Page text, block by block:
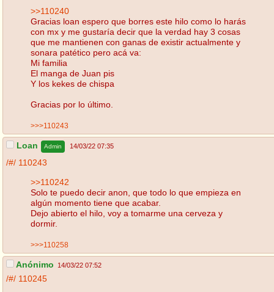
>>110240
Gracias loan espero que borres este hilo como lo harás
con mx y me gustaría decir que la verdad hay 3 cosas
que me mantienen con ganas de existir actualmente y
sonara patético pero acá va:
Mi familia
El manga de Juan pis
Y los kekes de chispa
Gracias por lo último.
>>>110243
Loan Admin 14/03/22 07:35
/#/ 110243
>>110242
Solo te puedo decir anon, que todo lo que empieza en
algún momento tiene que acabar.
Dejo abierto el hilo, voy a tomarme una cerveza y
dormir.
>>>110258
Anónimo 14/03/22 07:52
/#/ 110245